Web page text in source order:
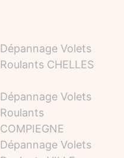
Dépannage Volets
Roulants CHELLES
Dépannage Volets
Roulants
COMPIEGNE
Dépannage Volets